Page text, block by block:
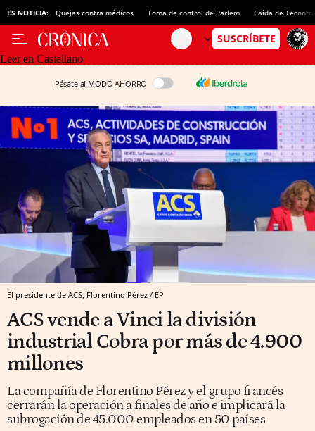
ES NOTICIA: Quejas contra médicos Toma de control de Parlem Caída de
Leer en Castellano
Pásate al MODO AHORRO
El presidente de ACS, Florentino Pérez / EP
ACS vende a Vinci la división
industrial Cobra por más de 4.900
millones
La compañía de Florentino Pérez y el grupo francés
cerrarán la operación a finales de año e implicará la
subrogación de 45.000 empleados en 50 países